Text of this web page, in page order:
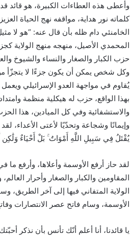
وأعطى هذه العطاءات الكبيرة، هو قائد
كلماته نور هداية، مواقفه نهج الحياة
الخامنئي دام ظله بأن قال عنه: “هو لا
المحمدي الأصيل، منهجه منهج الولاية
حزب الكبار والصغار والنساء والشيوخ
وكل شخص يمكن أن يكون جزءًا لا يتجزّأ من
يُقاوم في مواجهة العدو الإسرائيلي
بهذا الواقع، حزب له هيكلية منظمة
والاستشفائية وفي كل الميادين، هذا
وإيمانًا وشجاعة وتحدّيًا لأعتى الأعداء،
يُقْتَلُ فِي سَبِيلِ اللَّهِ أَمْوَاتٌ ۚ بَلْ أَحْيَاءٌ
لقد حاز أرفع الأوسمة وأعلاها، وأرفع
المقاومين والكبار والصغار وأحرار
الولاية المتفاني فيها إلى آخر الطريق،
الأوسمة، وسام فاتح عصر الانتصارات
يا قائدنا، أنا أعلم أنّك تأنس بأن نذكر